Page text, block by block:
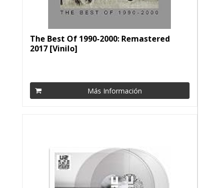
The Best Of 1990-2000: Remastered
2017 [Vinilo]
Más Información